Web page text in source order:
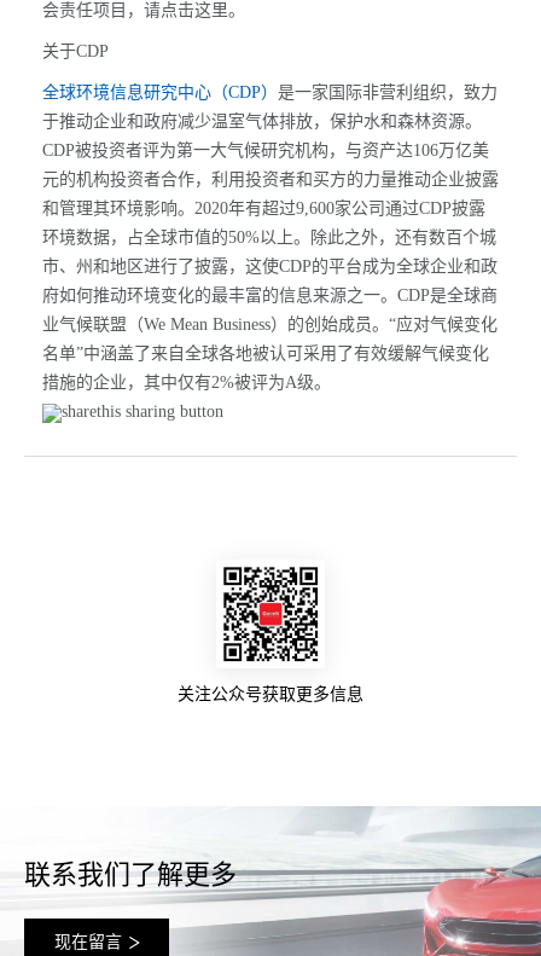
会责任项目，请点击这里。
关于CDP
全球环境信息研究中心（CDP） 是一家国际非营利组织，致力
于推动企业和政府减少温室气体排放，保护水和森林资源。
CDP被投资者评为第一大气候研究机构，与资产达106万亿美
元的机构投资者合作，利用投资者和买方的力量推动企业披露
和管理其环境影响。2020年有超过9,600家公司通过CDP披露
环境数据，占全球市值的50%以上。除此之外，还有数百个城
市、州和地区进行了披露，这使CDP的平台成为全球企业和政
府如何推动环境变化的最丰富的信息来源之一。CDP是全球商
业气候联盟（We Mean Business）的创始成员。“应对气候变化
名单”中涵盖了来自全球各地被认可采用了有效缓解气候变化
措施的企业，其中仅有2%被评为A级。
关注公众号获取更多信息
联系我们了解更多
现在留言